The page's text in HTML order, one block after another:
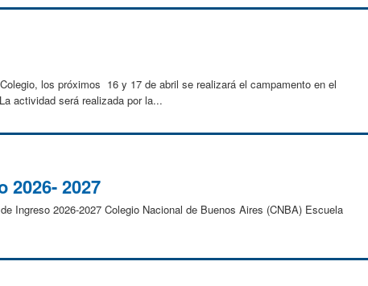
los próximos 16 y 17 de abril se realizará el campamento en el
actividad será realizada por la...
2026- 2027
Ingreso 2026-2027 Colegio Nacional de Buenos Aires (CNBA) Escuela